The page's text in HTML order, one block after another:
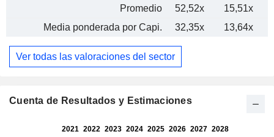
Promedio
52,52x 15,51x
Media ponderada por Capi.
32,35x 13,64x
Ver todas las valoraciones del sector
Cuenta de Resultados y Estimaciones